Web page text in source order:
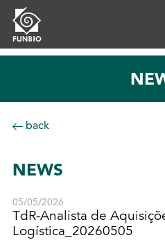
back
NEWS
05/05/2026
TdR-Analista de
Logística_20260505